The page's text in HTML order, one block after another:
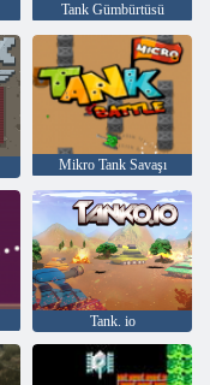
Tank Gümbürtüsü
Mikro Tank Savaşı
Tank. io